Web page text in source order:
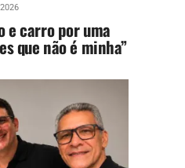
e carro por uma
que não é minha”